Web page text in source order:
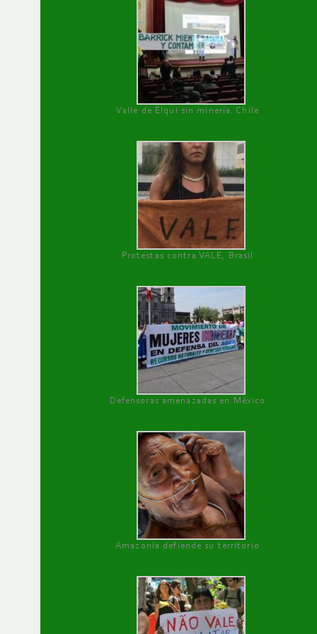
Valle de Elqui sin minería. Chile
Protestas contra VALE, Brasil
Defensoras amenazadas en México
Amazonía defiende su territorio